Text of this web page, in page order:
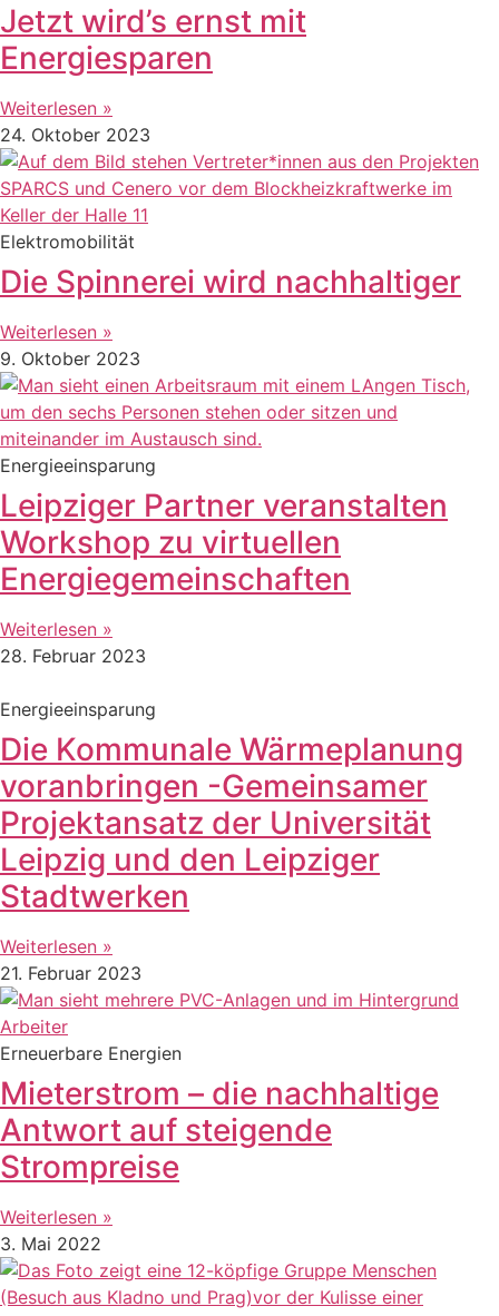
Jetzt wird’s ernst mit
Energiesparen
Weiterlesen »
24. Oktober 2023
Elektromobilität
Die Spinnerei wird nachhaltiger
Weiterlesen »
9. Oktober 2023
Energieeinsparung
Leipziger Partner veranstalten
Workshop zu virtuellen
Energiegemeinschaften
Weiterlesen »
28. Februar 2023
Energieeinsparung
Die Kommunale Wärmeplanung
voranbringen -Gemeinsamer
Projektansatz der Universität
Leipzig und den Leipziger
Stadtwerken
Weiterlesen »
21. Februar 2023
Erneuerbare Energien
Mieterstrom – die nachhaltige
Antwort auf steigende
Strompreise
Weiterlesen »
3. Mai 2022